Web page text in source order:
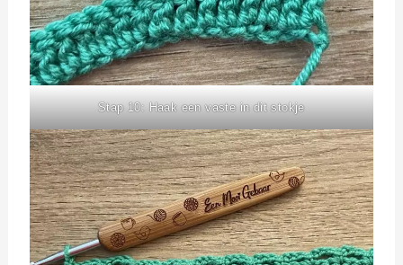
Stap 10: Haak een vaste in dit stokje